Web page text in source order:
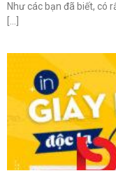
Như các bạn đã biết, có